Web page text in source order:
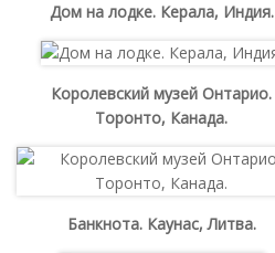
Дом на лодке. Керала, Индия.
Королевский музей Онтарио.
Торонто, Канада.
Банкнота. Каунас, Литва.